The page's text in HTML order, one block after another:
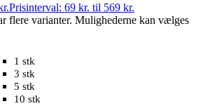
Prisinterval: 69 kr. til 569 kr.
1 stk
3 stk
5 stk
10 stk
flere varianter. Mulighederne kan vælges